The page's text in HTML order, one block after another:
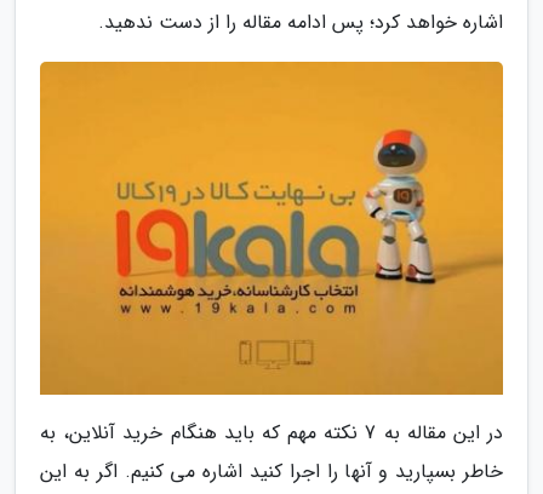
اشاره خواهد کرد؛ پس ادامه مقاله را از دست ندهید.
در این مقاله به 7 نکته مهم که باید هنگام خرید آنلاین، به
خاطر بسپارید و آنها را اجرا کنید اشاره می کنیم. اگر به این